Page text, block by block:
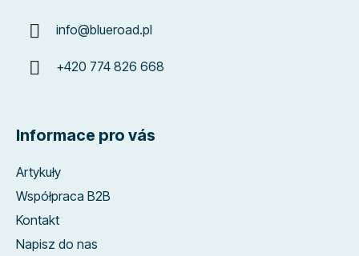
info@blueroad.pl
+420 774 826 668
Informace pro vás
Artykuły
Współpraca B2B
Kontakt
Napisz do nas